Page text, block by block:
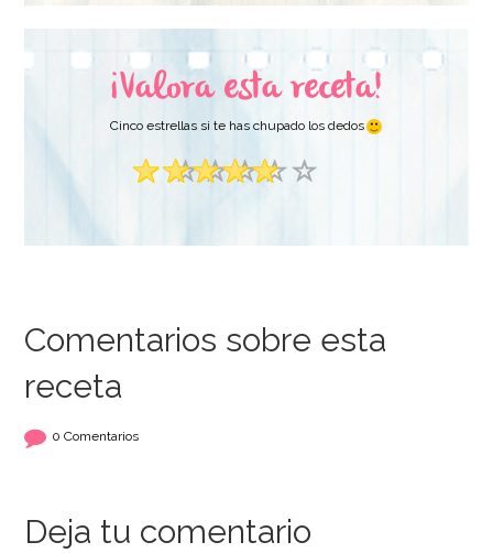
¡Valora esta receta!
Cinco estrellas si te has chupado los dedos
Comentarios sobre esta
receta
0 Comentarios
Deja tu comentario